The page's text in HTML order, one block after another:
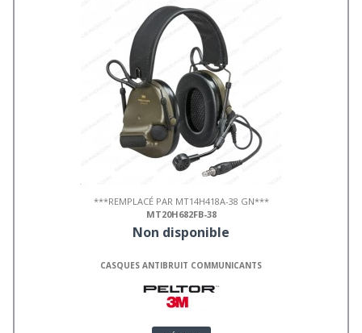
***REMPLACÉ PAR MT14H418A-38 GN***
MT20H682FB-38
Non disponible
CASQUES ANTIBRUIT COMMUNICANTS